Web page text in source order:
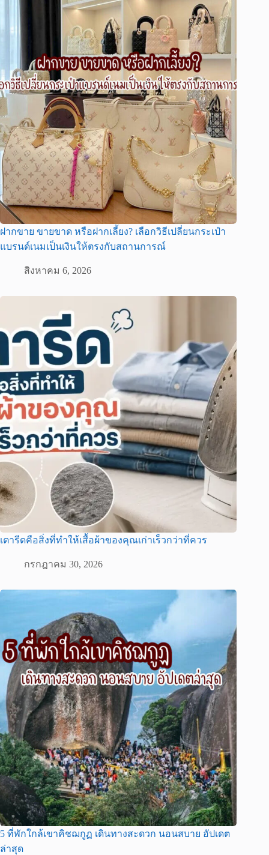
ฝากขาย ขายขาด หรือฝากเลี้ยง? เลือกวิธีเปลี่ยนกระเป๋า
แบรนด์เนมเป็นเงินให้ตรงกับสถานการณ์
สิงหาคม 6, 2026
เตารีดคือสิ่งที่ทำให้เสื้อผ้าของคุณเก่าเร็วกว่าที่ควร
กรกฎาคม 30, 2026
5 ที่พักใกล้เขาคิชฌกูฏ เดินทางสะดวก นอนสบาย อัปเดต
ล่าสุด